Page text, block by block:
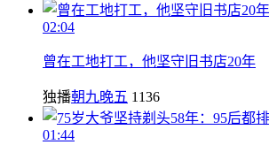
02:04
曾在工地打工，他坚守旧书店20年
独播朝九晚五 1136
01:44